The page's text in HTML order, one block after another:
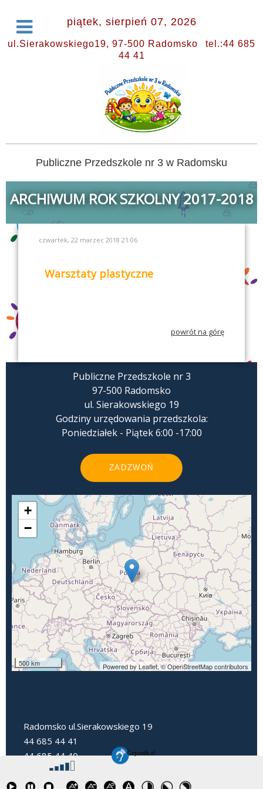
piątek, sierpień 07, 2026
ul.Sierakowskiego19, 97-500 Radomsko
tel.:44 685
44 41
Publiczne Przedszkole nr 3 w Radomsku
ARCHIWUM ROK SZKOLNY 2017-2018
czwartek, 22 marzec 2018 21:06
Warsztaty plastyczne
powrót na górę
Publiczne Przedszkole nr 3
97-500 Radomsko
ul. Sierakowskiego 19
Godziny urzędowania przedszkola:
Poniedziałek - Piątek 6:00 -17:00
ZADZWOŃ
+
−
500 km Powered by Leaflet,© OpenStreetMap contributors
Radomsko ul.Sierakowskiego 19
44 685 44 41
44 685 44 40
dyrektorpp3@radomsko.pl